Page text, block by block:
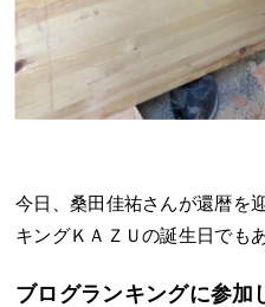
今日、桑田佳祐さんが還暦を
キングＫＡＺＵの誕生日でも
ブログランキングに参加